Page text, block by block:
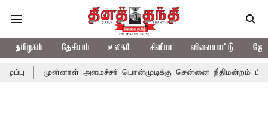
தமிழகம் தேசியம் உலகம் சினிமா விளையாட்டு
அமைச்சர் பொன்முடிக்கு சென்னை நீதிமன்றம் பிடிவாராண்ட்